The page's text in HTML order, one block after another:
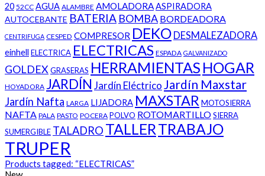
20 52CC AGUA ALAMBRE AMOLADORAASPIRADORA
AUTOCEBANTE BATERIA BOMBA BORDEADORA
CENTRIFUGA CESPED COMPRESOR DEKO DESMALEZADORA
einhell ELECTRICA ELECTRICAS ESPADA GALVANIZADO
GOLDEXGRASERAS HERRAMIENTAS HOGAR
HOYADORA JARDÍNJardín EléctricoJardín Maxstar
Jardín Nafta LARGA LIJADORA MAXSTAR MOTOSIERRA
NAFTA PALA PASTO POCERA POLVO ROTOMARTILLOSIERRA
SUMERGIBLE TALADRO TALLERTRABAJO
TRUPER
Products tagged: “ELECTRICAS”